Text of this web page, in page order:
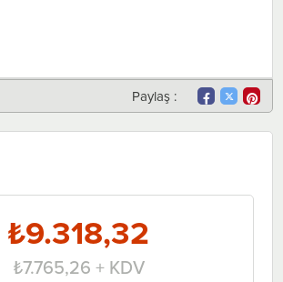
Paylaş :
₺9.318,32
₺7.765,26 + KDV